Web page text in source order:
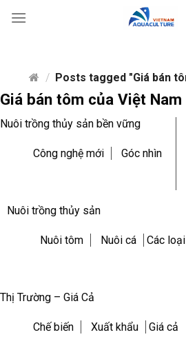
content
/ Posts tagged "Giá bán
Giá bán tôm của Việt Nam
Nuôi trồng thủy sản bền vững
Công nghệ mới Góc nhìn
Nuôi trồng thủy sản
Nuôi tôm Nuôi cá Các
Thị Trường – Giá Cả
Chế biến Xuất khẩu Giá cả